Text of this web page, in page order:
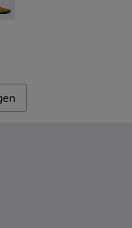
Leder für Herren.
und Braun für
braunem Nubukleder
001 - Schwarze
- K101089-002 -